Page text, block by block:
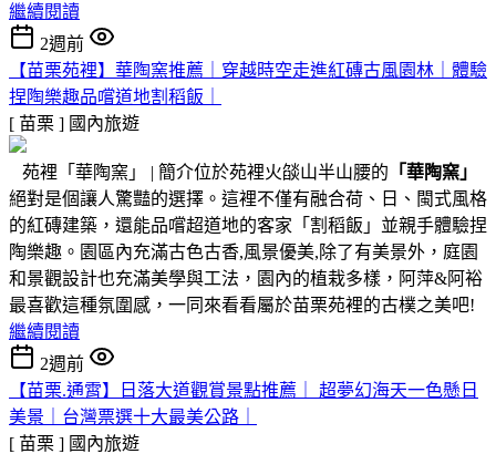
繼續閱讀
2週前
【苗栗苑裡】華陶窯推薦｜穿越時空走進紅磚古風園林｜體驗
捏陶樂趣品嚐道地割稻飯｜
[ 苗栗 ] 國內旅遊
苑裡「華陶窯」 | 簡介位於苑裡火燄山半山腰的 「華陶窯」
絕對是個讓人驚豔的選擇。這裡不僅有融合荷、日、閩式風格
的紅磚建築，還能品嚐超道地的客家「割稻飯」並親手體驗捏
陶樂趣。園區內充滿古色古香,風景優美,除了有美景外，庭園
和景觀設計也充滿美學與工法，園內的植栽多樣，阿萍&阿裕
最喜歡這種氛圍感，一同來看看屬於苗栗苑裡的古樸之美吧!
繼續閱讀
2週前
【苗栗.通霄】日落大道觀賞景點推薦｜ 超夢幻海天一色懸日
美景｜台灣票選十大最美公路｜
[ 苗栗 ] 國內旅遊